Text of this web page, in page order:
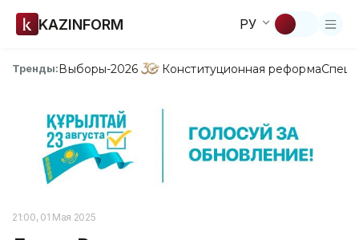
KAZINFORM РУ
Тренды:Выборы-2026 Конституционная реформа
21:00, 01 Мая 2025